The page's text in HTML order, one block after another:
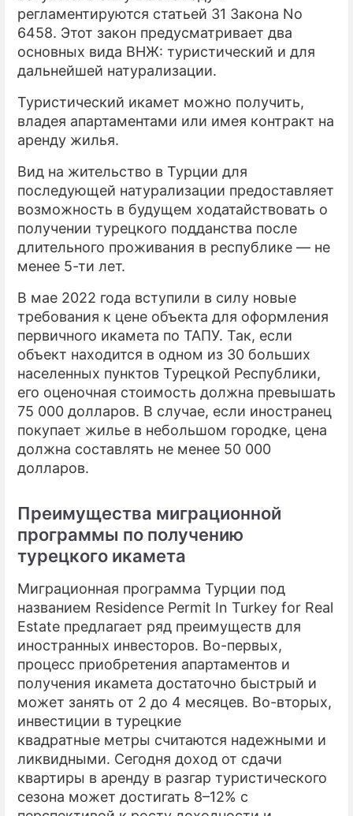
регламентируются статьей 31 Закона No
6458. Этот закон предусматривает два
основных вида ВНЖ: туристический и для
дальнейшей натурализации.
Туристический икамет можно получить,
владея апартаментами или имея контракт на
аренду жилья.
Вид на жительство в Турции для
последующей натурализации предоставляет
возможность в будущем ходатайствовать о
получении турецкого подданства после
длительного проживания в республике — не
менее 5-ти лет.
В мае 2022 года вступили в силу новые
требования к цене объекта для оформления
первичного икамета по ТАПУ. Так, если
объект находится в одном из 30 больших
населенных пунктов Турецкой Республики,
его оценочная стоимость должна превышать
75 000 долларов. В случае, если иностранец
покупает жилье в небольшом городке, цена
должна составлять не менее 50 000
долларов.
Преимущества миграционной
программы по получению
турецкого икамета
Миграционная программа Турции под
названием Residence Permit In Turkey for Real
Estate предлагает ряд преимуществ для
иностранных инвесторов. Во-первых,
процесс приобретения апартаментов и
получения икамета достаточно быстрый и
может занять от 2 до 4 месяцев. Во-вторых,
инвестиции в турецкие
квадратные метры считаются надежными и
ликвидными. Сегодня доход от сдачи
квартиры в аренду в разгар туристического
сезона может достигать 8–12% с